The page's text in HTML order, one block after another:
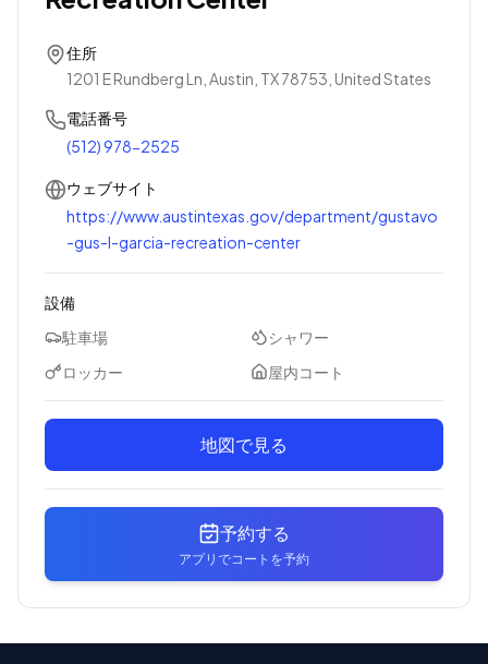
住所
1201 E Rundberg Ln, Austin, TX 78753, United States
電話番号
(512) 978-2525
ウェブサイト
https://www.austintexas.gov/department/gustavo
-gus-l-garcia-recreation-center
設備
駐車場
シャワー
ロッカー
屋内コート
地図で見る
予約する
アプリでコートを予約